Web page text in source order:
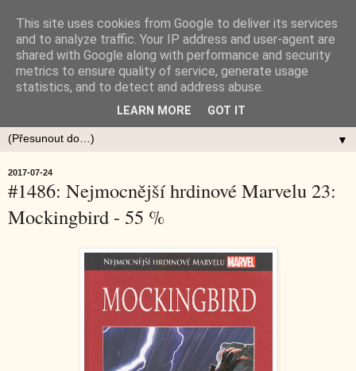
▼
2017-07-24
#1486: Nejmocnější hrdinové Marvelu 23:
Mockingbird - 55 %
This site uses cookies from Google to deliver its services
and to analyze traffic. Your IP address and user-agent are
shared with Google along with performance and security
metrics to ensure quality of service, generate usage
statistics, and to detect and address abuse.
LEARN MORE GOT IT